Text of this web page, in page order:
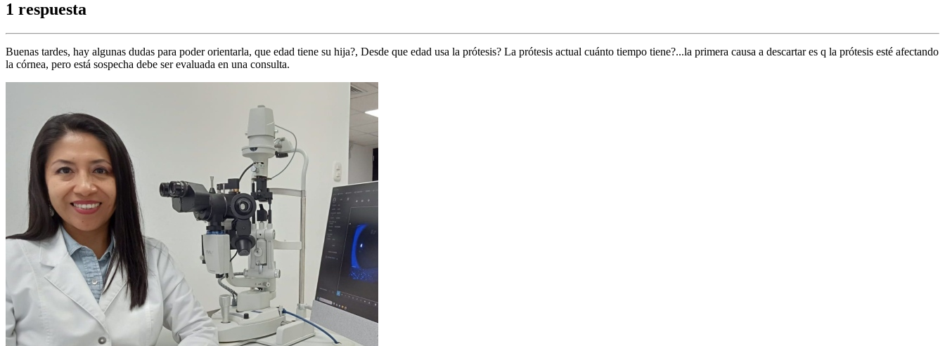
1 respuesta
Buenas tardes, hay algunas dudas para poder orientarla, que edad tiene su hija?, Desde que edad usa la prótesis? La prótesis actual cuánto tiempo tiene?...la primera causa a descartar es q la prótesis esté afectando
la córnea, pero está sospecha debe ser evaluada en una consulta.